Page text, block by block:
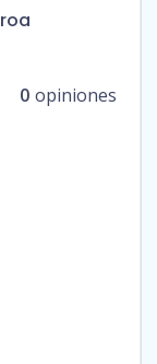
0 opiniones